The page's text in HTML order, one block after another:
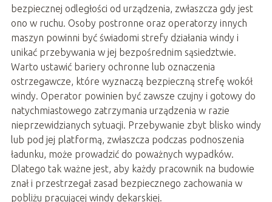
bezpiecznej odległości od urządzenia, zwłaszcza gdy jest
ono w ruchu. Osoby postronne oraz operatorzy innych
maszyn powinni być świadomi strefy działania windy i
unikać przebywania w jej bezpośrednim sąsiedztwie.
Warto ustawić bariery ochronne lub oznaczenia
ostrzegawcze, które wyznaczą bezpieczną strefę wokół
windy. Operator powinien być zawsze czujny i gotowy do
natychmiastowego zatrzymania urządzenia w razie
nieprzewidzianych sytuacji. Przebywanie zbyt blisko windy
lub pod jej platformą, zwłaszcza podczas podnoszenia
ładunku, może prowadzić do poważnych wypadków.
Dlatego tak ważne jest, aby każdy pracownik na budowie
znał i przestrzegał zasad bezpiecznego zachowania w
pobliżu pracującej windy dekarskiej.